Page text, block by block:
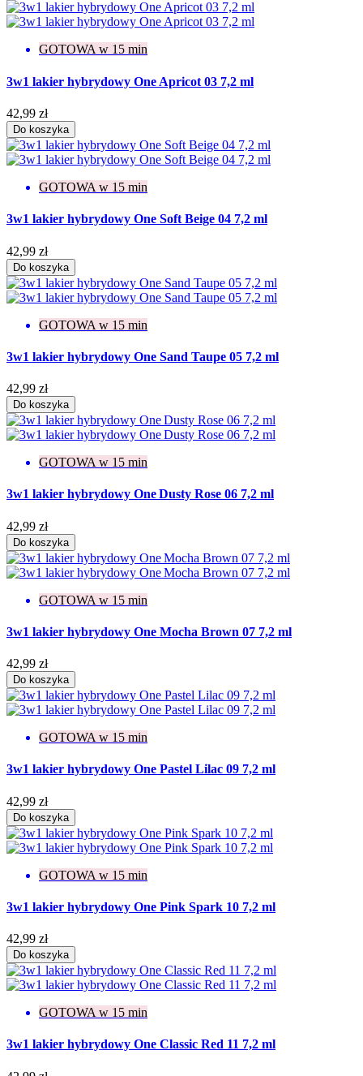
GOTOWA w 15 min
3w1 lakier hybrydowy One Apricot 03 7,2 ml
42,99 zł
Do koszyka
GOTOWA w 15 min
3w1 lakier hybrydowy One Soft Beige 04 7,2 ml
42,99 zł
Do koszyka
GOTOWA w 15 min
3w1 lakier hybrydowy One Sand Taupe 05 7,2 ml
42,99 zł
Do koszyka
GOTOWA w 15 min
3w1 lakier hybrydowy One Dusty Rose 06 7,2 ml
42,99 zł
Do koszyka
GOTOWA w 15 min
3w1 lakier hybrydowy One Mocha Brown 07 7,2 ml
42,99 zł
Do koszyka
GOTOWA w 15 min
3w1 lakier hybrydowy One Pastel Lilac 09 7,2 ml
42,99 zł
Do koszyka
GOTOWA w 15 min
3w1 lakier hybrydowy One Pink Spark 10 7,2 ml
42,99 zł
Do koszyka
GOTOWA w 15 min
3w1 lakier hybrydowy One Classic Red 11 7,2 ml